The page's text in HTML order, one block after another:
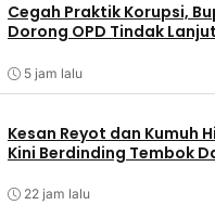
Cegah Praktik Korupsi,
Dorong OPD Tindak
5 jam lalu
Kesan Reyot dan Kumuh
Kini Berdinding Tembok
22 jam lalu